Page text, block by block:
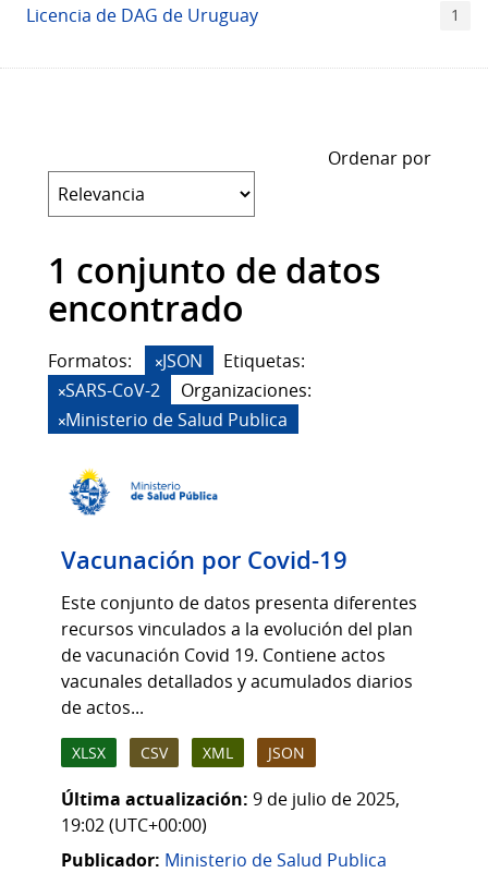
Licencia de DAG de Uruguay 1
Ordenar por
1 conjunto de datos
encontrado
Formatos: JSON
Etiquetas:
SARS-CoV-2
Organizaciones:
Ministerio de Salud Publica
Vacunación por Covid-19
Este conjunto de datos presenta diferentes
recursos vinculados a la evolución del plan
de vacunación Covid 19. Contiene actos
vacunales detallados y acumulados diarios
de actos...
XLSX CSV XML JSON
Última actualización: 9 de julio de 2025,
19:02 (UTC+00:00)
Publicador: Ministerio de Salud Publica